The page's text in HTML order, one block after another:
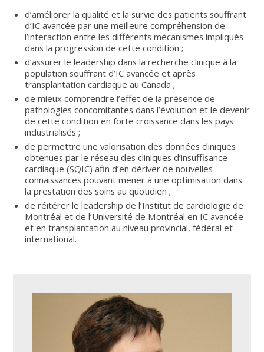
d’améliorer la qualité et la survie des patients souffrant
d’IC avancée par une meilleure compréhension de
l’interaction entre les différents mécanismes impliqués
dans la progression de cette condition ;
d’assurer le leadership dans la recherche clinique à la
population souffrant d’IC avancée et après
transplantation cardiaque au Canada ;
de mieux comprendre l’effet de la présence de
pathologies concomitantes dans l’évolution et le devenir
de cette condition en forte croissance dans les pays
industrialisés ;
de permettre une valorisation des données cliniques
obtenues par le réseau des cliniques d’insuffisance
cardiaque (SQIC) afin d’en dériver de nouvelles
connaissances pouvant mener à une optimisation dans
la prestation des soins au quotidien ;
de réitérer le leadership de l’Institut de cardiologie de
Montréal et de l’Université de Montréal en IC avancée
et en transplantation au niveau provincial, fédéral et
international.